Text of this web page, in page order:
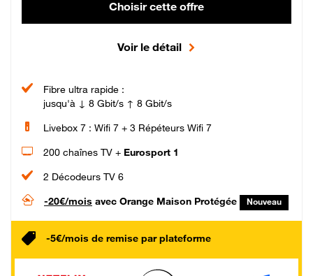
Choisir cette offre
Voir le détail
Fibre ultra rapide :
jusqu'à ↓ 8 Gbit/s ↑ 8 Gbit/s
Livebox 7 : Wifi 7 + 3 Répéteurs Wifi 7
200 chaînes TV + Eurosport 1
2 Décodeurs TV 6
-20€/mois avec Orange Maison Protégée Nouveau
-5€/mois de remise par plateforme